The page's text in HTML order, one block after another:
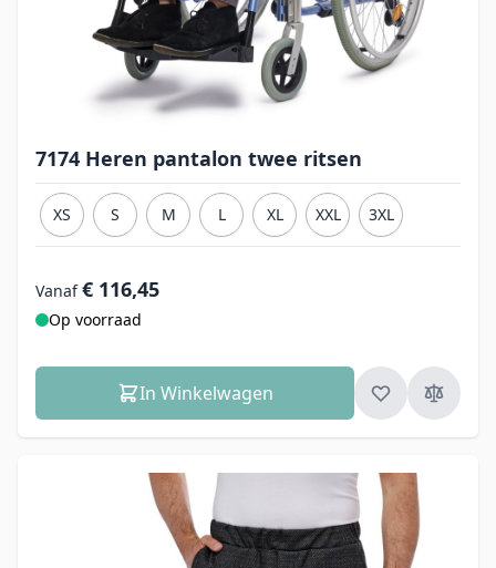
7174 Heren pantalon twee ritsen
XS S M L XL XXL 3XL
Vanaf € 116,45
Op voorraad
In Winkelwagen